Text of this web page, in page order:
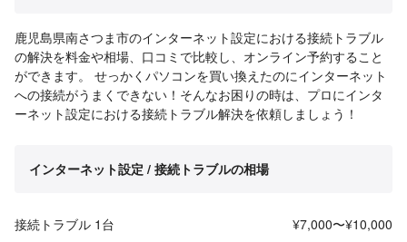
鹿児島県南さつま市のインターネット設定における接続トラブル
の解決を料金や相場、口コミで比較し、オンライン予約すること
ができます。 せっかくパソコンを買い換えたのにインターネット
への接続がうまくできない！そんなお困りの時は、プロにインタ
ーネット設定における接続トラブル解決を依頼しましょう！
インターネット設定 / 接続トラブルの相場
接続トラブル 1台 ¥7,000〜¥10,000